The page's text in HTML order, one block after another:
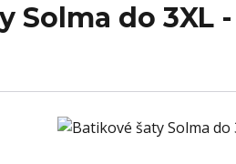
Solma do 3XL